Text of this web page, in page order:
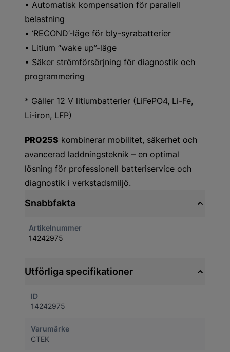
• Automatisk kompensation för parallell
belastning
• ‘RECOND’-läge för bly-syrabatterier
• Litium “wake up”-läge
• Säker strömförsörjning för diagnostik och
programmering
* Gäller 12 V litiumbatterier (LiFePO4, Li-Fe,
Li-iron, LFP)
PRO25S kombinerar mobilitet, säkerhet och
avancerad laddningsteknik – en optimal
lösning för professionell batteriservice och
diagnostik i verkstadsmiljö.
Snabbfakta
Artikelnummer
14242975
Utförliga specifikationer
ID
14242975
Varumärke
CTEK